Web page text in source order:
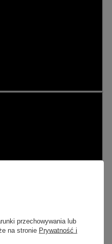
przechowywania lub
na stronie Prywatność i